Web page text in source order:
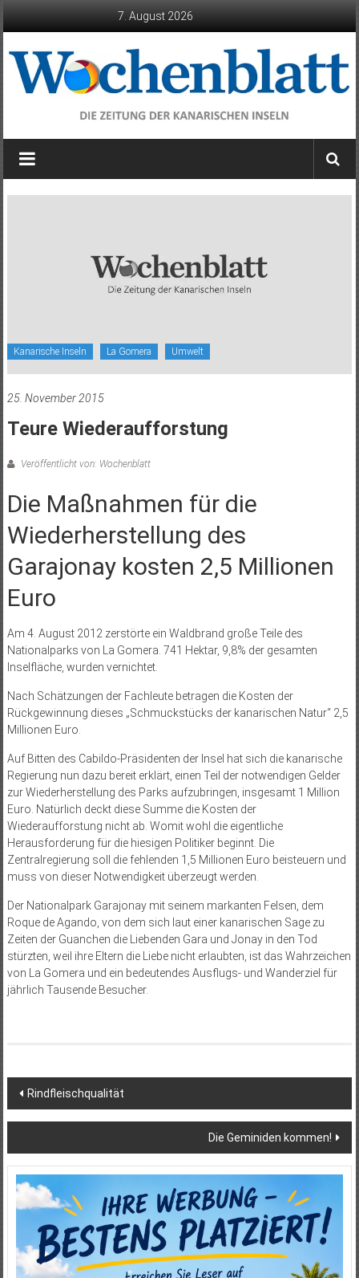
7. August 2026
Wochenblatt
die
Kanarische Inseln La Gomera Umwelt
25. November 2015
Teure Wiederaufforstung
Veröffentlicht von: Wochenblatt
Die Maßnahmen für die
Wiederherstellung des
Garajonay kosten 2,5 Millionen
Euro
Am 4. August 2012 zerstörte ein Waldbrand große Teile des
Nationalparks von La Gomera. 741 Hektar, 9,8% der gesamten
Inselfläche, wurden vernichtet.
Nach Schätzungen der Fachleute betragen die Kosten der
Rückgewinnung dieses „Schmuckstücks der kanarischen Natur“ 2,5
Millionen Euro.
Auf Bitten des Cabildo-Präsidenten der Insel hat sich die kanarische
Regierung nun dazu bereit erklärt, einen Teil der notwendigen Gelder
zur Wiederherstellung des Parks aufzubringen, insgesamt 1 Million
Euro. Natürlich deckt diese Summe die Kosten der
Wiederaufforstung nicht ab. Womit wohl die eigentliche
Herausforderung für die hiesigen Politiker beginnt. Die
Zentralregierung soll die fehlenden 1,5 Millionen Euro beisteuern und
muss von dieser Notwendigkeit überzeugt werden.
Der Nationalpark Garajonay mit seinem markanten Felsen, dem
Roque de Agando, von dem sich laut einer kanarischen Sage zu
Zeiten der Guanchen die Liebenden Gara und Jonay in den Tod
stürzten, weil ihre Eltern die Liebe nicht erlaubten, ist das Wahrzeichen
von La Gomera und ein bedeutendes Ausflugs- und Wanderziel für
jährlich Tausende Besucher.
Beitragsnavigation
Rindfleischqualität
Die Geminiden kommen!